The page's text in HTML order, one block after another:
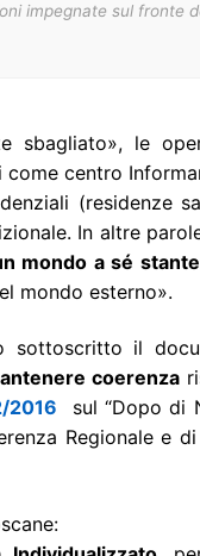
impegnate sul fronte
sbagliato», le
centro
(residenze
In altre
mondo a sé stante
mondo esterno».
sottoscritto il
coerenza
2016 sul “Dopo di
Regionale e di